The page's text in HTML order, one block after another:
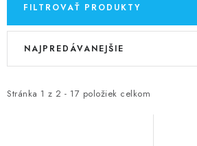
FILTROVAŤ PRODUKTY
V
i
Stránka 1 z 2 - 17 položiek celkom
R
e
NAJPREDÁVANEJŠIE